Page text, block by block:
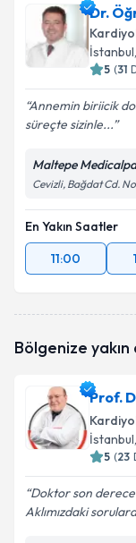
Dr.
İstanbul
5 (31
Annemin biriicik
süreçte sizinle...
Maltepe
Cevizli, Bağdat Cd.
En Yakın Saatler
11:00
Bölgenize
Prof.
İstanbul
5 (23
Doktor son derece
Aklımızdaki